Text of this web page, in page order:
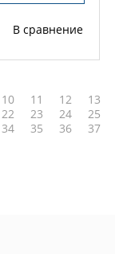
В сравнение
10 11 12
13
22 23 24
25
34 35 36
37